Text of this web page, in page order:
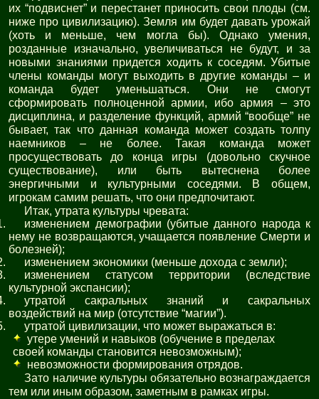
их “подвиснет” и перестанет приносить свои плоды (см.
ниже про цивилизацию). Земля им будет давать урожай
(хоть и меньше, чем могла бы). Однако умения,
розданные изначально, увеличиваться не будут, и за
новыми знаниями придется ходить к соседям. Убитые
члены команды могут выходить в другие команды – и
команда будет уменьшаться. Они не смогут
сформировать полноценной армии, ибо армия – это
дисциплина, и разделение функций, армий “вообще” не
бывает, так что данная команда может создать толпу
наемников – не более. Такая команда может
просуществовать до конца игры (довольно скучное
существование), или быть вытеснена более
энергичными и культурными соседями. В общем,
игрокам самим решать, что они предпочитают.
Итак, утрата культуры чревата:
изменением демографии (убитые данного народа к
нему не возвращаются, учащается появление Смерти и
болезней);
изменением экономики (меньше дохода с земли);
изменением статусом территории (вследствие
культурной экспансии);
утратой сакральных знаний и сакральных
воздействий на мир (отсутствие “магии”).
утратой цивилизации, что может выражаться в:
утере умений и навыков (обучение в пределах
своей команды становится невозможным);
невозможности формирования отрядов.
Зато наличие культуры обязательно вознаграждается
тем или иным образом, заметным в рамках игры.